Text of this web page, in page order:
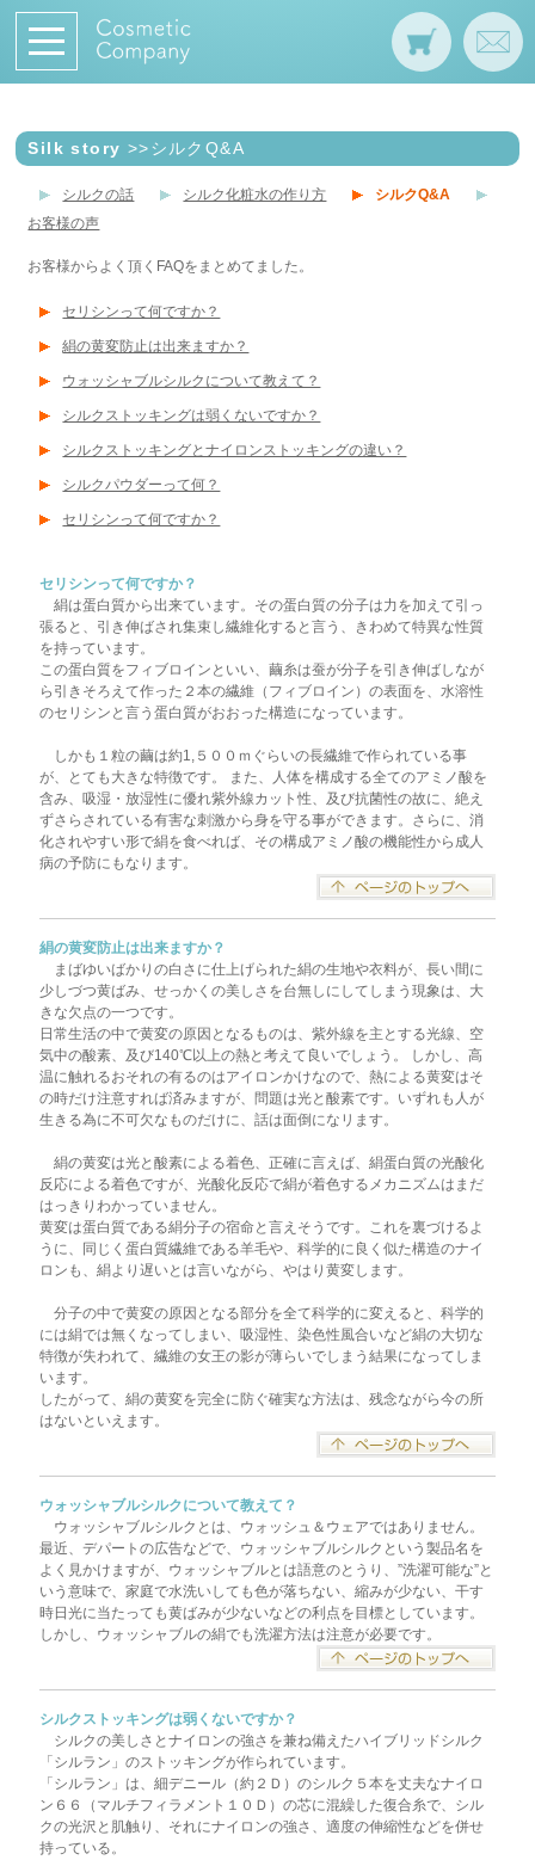
Silk story >>シルクQ&A
シルクの話 シルク化粧水の作り方
シルクQ&A
お客様の声
お客様からよく頂くFAQをまとめてました。
セリシンって何ですか？
絹の黄変防止は出来ますか？
ウォッシャブルシルクについて教えて？
シルクストッキングは弱くないですか？
シルクストッキングとナイロンストッキングの違い？
シルクパウダーって何？
セリシンって何ですか？
セリシンって何ですか？
絹は蛋白質から出来ています。その蛋白質の分子は力を加えて引っ
張ると、引き伸ばされ集束し繊維化すると言う、きわめて特異な性質
を持っています。
この蛋白質をフィブロインといい、繭糸は蚕が分子を引き伸ばしなが
ら引きそろえて作った２本の繊維（フィブロイン）の表面を、水溶性
のセリシンと言う蛋白質がおおった構造になっています。
しかも１粒の繭は約1,５００ｍぐらいの長繊維で作られている事
が、とても大きな特徴です。 また、人体を構成する全てのアミノ酸を
含み、吸湿・放湿性に優れ紫外線カット性、及び抗菌性の故に、絶え
ずさらされている有害な刺激から身を守る事ができます。さらに、消
化されやすい形で絹を食べれば、その構成アミノ酸の機能性から成人
病の予防にもなります。
絹の黄変防止は出来ますか？
まばゆいばかりの白さに仕上げられた絹の生地や衣料が、長い間に
少しづつ黄ばみ、せっかくの美しさを台無しにしてしまう現象は、大
きな欠点の一つです。
日常生活の中で黄変の原因となるものは、紫外線を主とする光線、空
気中の酸素、及び140℃以上の熱と考えて良いでしょう。 しかし、高
温に触れるおそれの有るのはアイロンかけなので、熱による黄変はそ
の時だけ注意すれば済みますが、問題は光と酸素です。いずれも人が
生きる為に不可欠なものだけに、話は面倒になリます。
絹の黄変は光と酸素による着色、正確に言えば、絹蛋白質の光酸化
反応による着色ですが、光酸化反応で絹が着色するメカニズムはまだ
はっきりわかっていません。
黄変は蛋白質である絹分子の宿命と言えそうです。これを裏づけるよ
うに、同じく蛋白質繊維である羊毛や、科学的に良く似た構造のナイ
ロンも、絹より遅いとは言いながら、やはり黄変します。
分子の中で黄変の原因となる部分を全て科学的に変えると、科学的
には絹では無くなってしまい、吸湿性、染色性風合いなど絹の大切な
特徴が失われて、繊維の女王の影が薄らいでしまう結果になってしま
います。
したがって、絹の黄変を完全に防ぐ確実な方法は、残念ながら今の所
はないといえます。
ウォッシャブルシルクについて教えて？
ウォッシャブルシルクとは、ウォッシュ＆ウェアではありません。
最近、デパートの広告などで、ウォッシャブルシルクという製品名を
よく見かけますが、ウォッシャブルとは語意のとうり、”洗濯可能な”と
いう意味で、家庭で水洗いしても色が落ちない、縮みが少ない、干す
時日光に当たっても黄ばみが少ないなどの利点を目標としています。
しかし、ウォッシャブルの絹でも洗濯方法は注意が必要です。
シルクストッキングは弱くないですか？
シルクの美しさとナイロンの強さを兼ね備えたハイブリッドシルク
「シルラン」のストッキングが作られています。
「シルラン」は、細デニール（約２Ｄ）のシルク５本を丈夫なナイロ
ン６６（マルチフィラメント１０Ｄ）の芯に混繰した復合糸で、シル
クの光沢と肌触り、それにナイロンの強さ、適度の伸縮性などを併せ
持っている。